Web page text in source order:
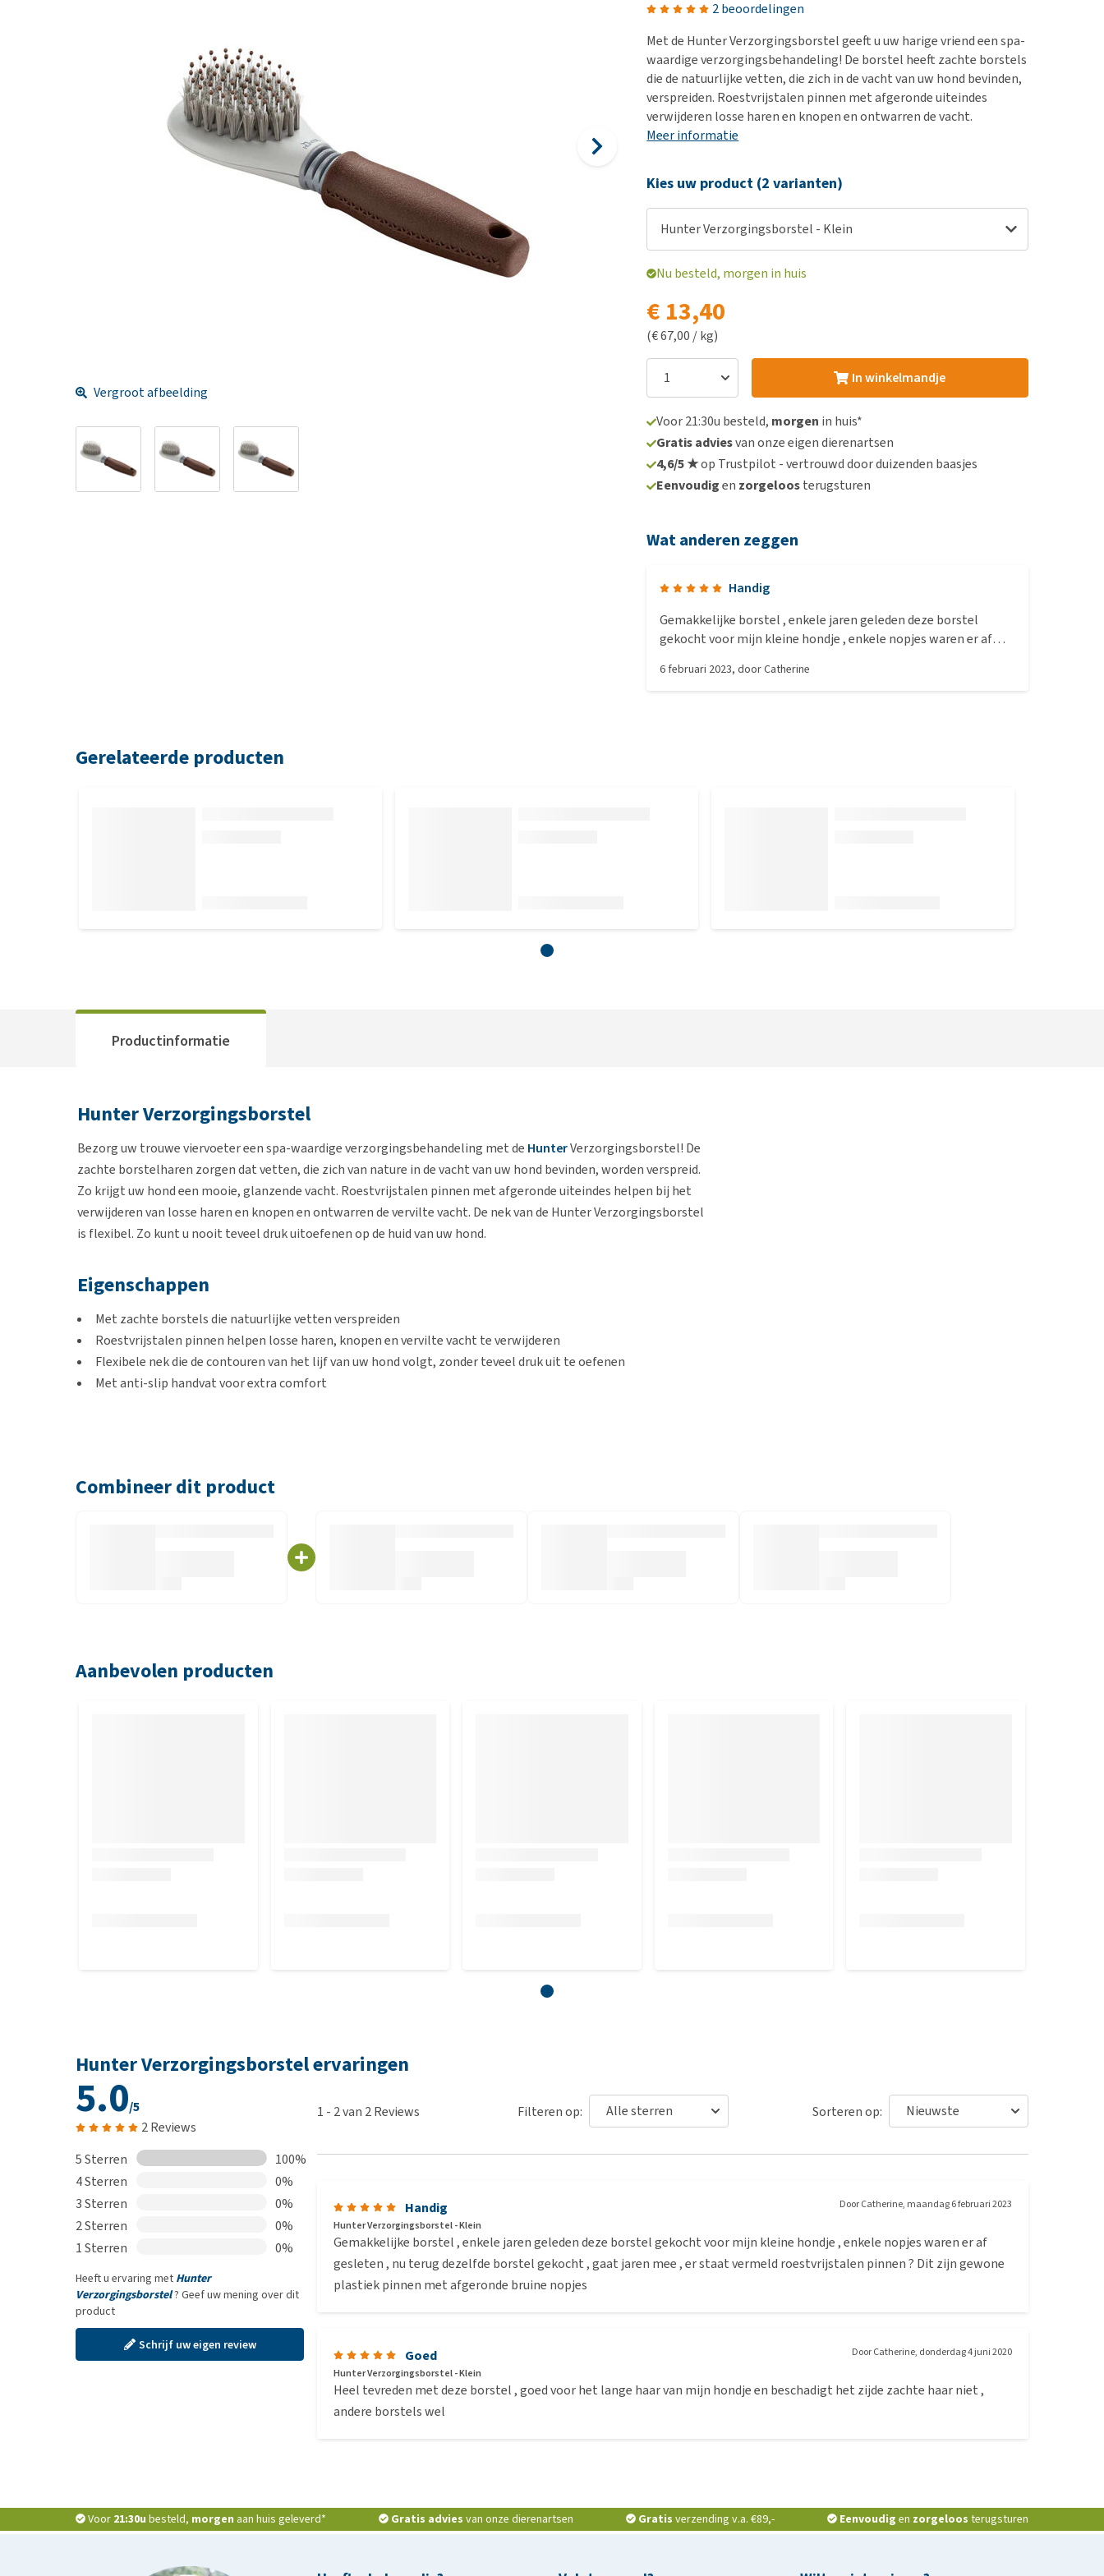
Vegan hondenvoer
Snacks
Bekijk alles
Overgewicht en conditie
Spieren, pezen en botten
Vruchtbaarheid
Bekijk alles
2 beoordelingen
Met de Hunter Verzorgingsborstel geeft u uw harige vriend een spa-
waardige verzorgingsbehandeling! De borstel heeft zachte borstels
die de natuurlijke vetten, die zich in de vacht van uw hond bevinden,
verspreiden. Roestvrijstalen pinnen met afgeronde uiteindes
verwijderen losse haren en knopen en ontwarren de vacht.
Meer informatie
Vergroot afbeelding
Kies uw product (2 varianten)
Hunter Verzorgingsborstel - Klein
Nu besteld, morgen in huis
€ 13,40
(€ 67,00 / kg)
In winkelmandje
Voor 21:30u besteld, morgen in huis*
Gratis adviesvan onze eigen dierenartsen
4,6/5 ★op Trustpilot - vertrouwd door duizenden baasjes
Eenvoudigen zorgeloosterugsturen
Wat anderen zeggen
Handig
Gemakkelijke borstel , enkele jaren geleden deze borstel
gekocht voor mijn kleine hondje , enkele nopjes waren er af
er staat vermeld roestvrijstalen pinnen ? Dit zijn gewone
6 februari 2023, doorCatherine
Gerelateerde producten
Productinformatie
Hunter Verzorgingsborstel
Bezorg uw trouwe viervoeter een spa-waardige verzorgingsbehandeling met de HunterVerzorgingsborstel! De
zachte borstelharen zorgen dat vetten, die zich van nature in de vacht van uw hond bevinden, worden verspreid.
Zo krijgt uw hond een mooie, glanzende vacht. Roestvrijstalen pinnen met afgeronde uiteindes helpen bij het
verwijderen van losse haren en knopen en ontwarren de vervilte vacht. De nek van de Hunter Verzorgingsborstel
is flexibel. Zo kunt u nooit teveel druk uitoefenen op de huid van uw hond.
Eigenschappen
Met zachte borstels die natuurlijke vetten verspreiden
Roestvrijstalen pinnen helpen losse haren, knopen en vervilte vacht te verwijderen
Flexibele nek die de contouren van het lijf van uw hond volgt, zonder teveel druk uit te oefenen
Met anti-slip handvat voor extra comfort
Combineer dit product
Aanbevolen producten
Hunter Verzorgingsborstel ervaringen
5.0/5
2 Reviews
5 Sterren
100%
4 Sterren
0%
3 Sterren
0%
2 Sterren
0%
1 Sterren
0%
Heeft u ervaring met Hunter
Verzorgingsborstel? Geef uw mening over dit
product
Schrijf uw eigen review
Filteren op: Sorteren op:
1 - 2van 2Reviews
Handig DoorCatherine, maandag 6 februari 2023
Hunter Verzorgingsborstel - Klein
Gemakkelijke borstel , enkele jaren geleden deze borstel gekocht voor mijn kleine hondje , enkele nopjes waren er af
gesleten , nu terug dezelfde borstel gekocht , gaat jaren mee , er staat vermeld roestvrijstalen pinnen ? Dit zijn gewone
plastiek pinnen met afgeronde bruine nopjes
Goed DoorCatherine, donderdag 4 juni 2020
Hunter Verzorgingsborstel - Klein
Heel tevreden met deze borstel , goed voor het lange haar van mijn hondje en beschadigt het zijde zachte haar niet ,
andere borstels wel
Voor 21:30u besteld, morgen aan huis geleverd* Gratis advies van onze dierenartsen Gratis verzending v.a. €89,- Eenvoudig en zorgeloos terugsturen